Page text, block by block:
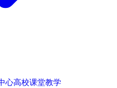
心高校课堂教学